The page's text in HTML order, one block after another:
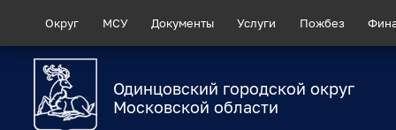
Округ МСУ Документы Услуги Пожбез
Одинцовский городской округ
Московской области